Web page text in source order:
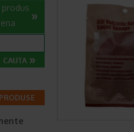
produs